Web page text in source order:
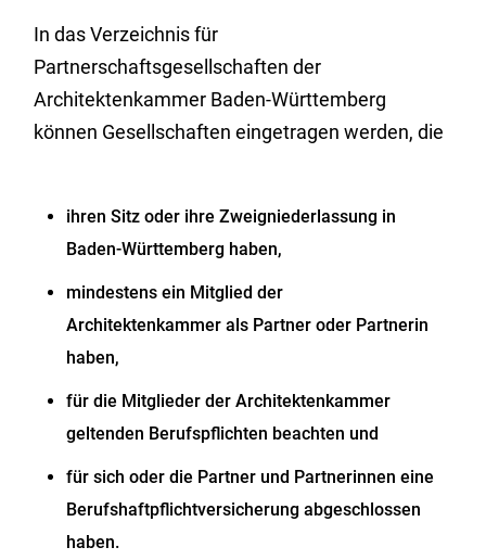
In das Verzeichnis für
Partnerschaftsgesellschaften der
Architektenkammer Baden-Württemberg
können Gesellschaften eingetragen werden, die
ihren Sitz oder ihre Zweigniederlassung in
Baden-Württemberg haben,
mindestens ein Mitglied der
Architektenkammer als Partner oder Partnerin
haben,
für die Mitglieder der Architektenkammer
geltenden Berufspflichten beachten und
für sich oder die Partner und Partnerinnen eine
Berufshaftpflichtversicherung abgeschlossen
haben.